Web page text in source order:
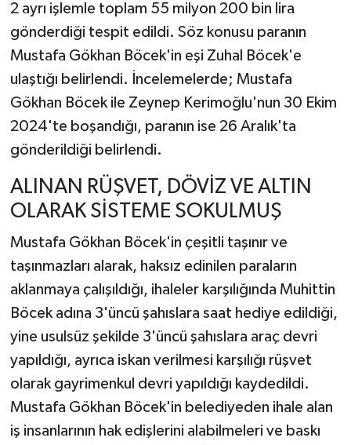
2 ayrı işlemle toplam 55 milyon 200 bin lira
gönderdiği tespit edildi. Söz konusu paranın
Mustafa Gökhan Böcek'in eşi Zuhal Böcek'e
ulaştığı belirlendi. İncelemelerde; Mustafa
Gökhan Böcek ile Zeynep Kerimoğlu'nun 30 Ekim
2024'te boşandığı, paranın ise 26 Aralık'ta
gönderildiği belirlendi.
ALINAN RÜŞVET, DÖVİZ VE ALTIN
OLARAK SİSTEME SOKULMUŞ
Mustafa Gökhan Böcek'in çeşitli taşınır ve
taşınmazları alarak, haksız edinilen paraların
aklanmaya çalışıldığı, ihaleler karşılığında Muhittin
Böcek adına 3'üncü şahıslara saat hediye edildiği,
yine usulsüz şekilde 3'üncü şahıslara araç devri
yapıldığı, ayrıca iskan verilmesi karşılığı rüşvet
olarak gayrimenkul devri yapıldığı kaydedildi.
Mustafa Gökhan Böcek'in belediyeden ihale alan
iş insanlarının hak edişlerini alabilmeleri ve baskı